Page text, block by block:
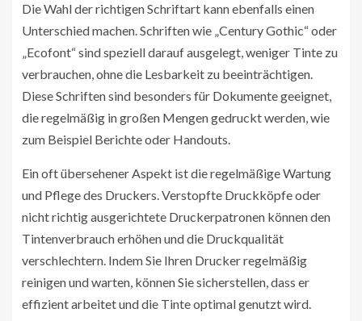
Die Wahl der richtigen Schriftart kann ebenfalls einen
Unterschied machen. Schriften wie „Century Gothic“ oder
„Ecofont“ sind speziell darauf ausgelegt, weniger Tinte zu
verbrauchen, ohne die Lesbarkeit zu beeinträchtigen.
Diese Schriften sind besonders für Dokumente geeignet,
die regelmäßig in großen Mengen gedruckt werden, wie
zum Beispiel Berichte oder Handouts.
Ein oft übersehener Aspekt ist die regelmäßige Wartung
und Pflege des Druckers. Verstopfte Druckköpfe oder
nicht richtig ausgerichtete Druckerpatronen können den
Tintenverbrauch erhöhen und die Druckqualität
verschlechtern. Indem Sie Ihren Drucker regelmäßig
reinigen und warten, können Sie sicherstellen, dass er
effizient arbeitet und die Tinte optimal genutzt wird.